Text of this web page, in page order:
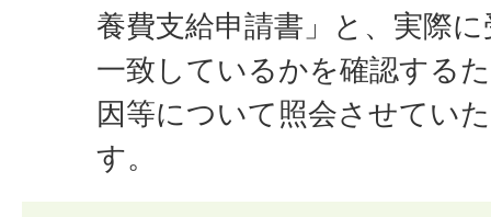
養費支給申請書」と、実際
一致しているかを確認する
因等について照会させてい
す。